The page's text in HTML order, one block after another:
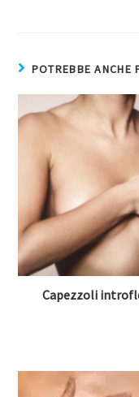
POTREBBE ANCHE
Capezzoli